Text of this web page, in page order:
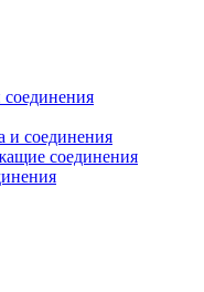
и соединения
соединения